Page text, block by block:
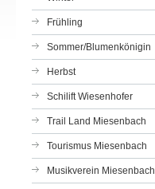
Frühling
Sommer/Blumenkönigin
Herbst
Schilift Wiesenhofer
Trail Land Miesenbach
Tourismus Miesenbach
Musikverein Miesenbach